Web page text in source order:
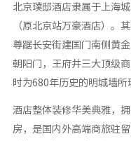
北京璞邸酒店隶属于上海
（原北京站万豪酒店）。
尊踞长安街建国门南侧黄
朝阳门，王府井三大顶级
时为680年历史的明城墙所
酒店整体装修华美典雅，
房，是国内外高端商旅驻